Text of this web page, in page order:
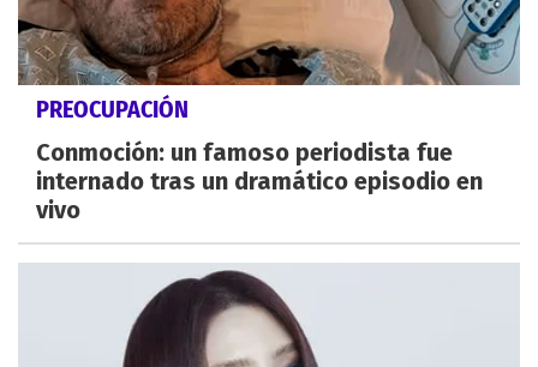
PREOCUPACIÓN
Conmoción: un famoso periodista fue
internado tras un dramático episodio en
vivo